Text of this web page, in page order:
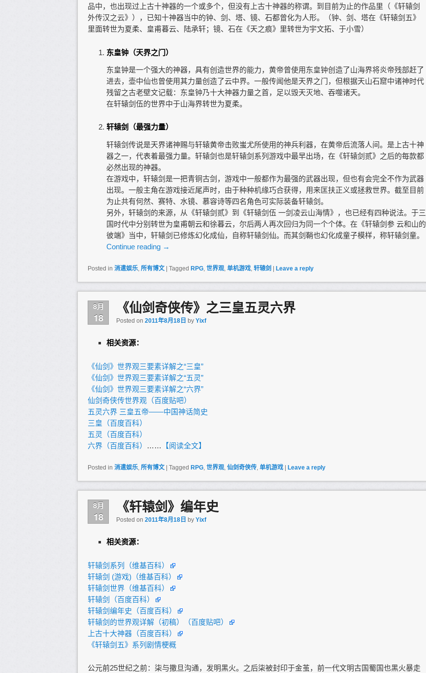
品中，也出现过上古十神器的一个或多个，但没有上古十神器的称谓。到目前为止的作品里（《轩辕剑
外传汉之云》），已知十神器当中的钟、剑、塔、镜、石都曾化为人形。（钟、剑、塔在《轩辕剑五》
里面转世为夏柔、皇甫暮云、陆承轩；镜、石在《天之痕》里转世为宇文拓、于小雪）
东皇钟（天界之门）
东皇钟是一个强大的神器，具有创造世界的能力，黄帝曾使用东皇钟创造了山海界将炎帝残部赶了
进去，壶中仙也曾使用其力量创造了云中界。一般传闻他是天界之门，但根据天山石窟中诸神时代
残留之古老壁文记载：东皇钟乃十大神器力量之首，足以毁天灭地、吞噬诸天。
在轩辕剑伍的世界中于山海界转世为夏柔。
轩辕剑（最强力量）
轩辕剑传说是天界诸神赐与轩辕黄帝击败蚩尤所使用的神兵利器，在黄帝后流落人间。是上古十神
器之一，代表着最强力量。轩辕剑也是轩辕剑系列游戏中最早出场，在《轩辕剑贰》之后的每款都
必然出现的神器。
在游戏中，轩辕剑是一把青铜古剑，游戏中一般都作为最强的武器出现，但也有会完全不作为武器
出现。一般主角在游戏接近尾声时，由于种种机缘巧合获得，用来匡扶正义或拯救世界。截至目前
为止共有何然、赛特、水镜、慕容诗等四名角色可实际装备轩辕剑。
另外，轩辕剑的来源，从《轩辕剑贰》到《轩辕剑伍 一剑凌云山海情》，也已经有四种说法。于三
国时代中分别转世为皇甫朝云和徐暮云，尔后两人再次回归为同一个个体。在《轩辕剑参 云和山的
彼端》当中，轩辕剑已修炼幻化成仙，自称轩辕剑仙。而其剑鞘也幻化成童子模样，称轩辕剑童。
Continue reading →
Posted in 消遣娱乐, 所有博文 Tagged RPG, 世界观, 单机游戏, 轩辕剑 Leave a reply
8月
18
《仙剑奇侠传》之三皇五灵六界
Posted on 2011年8月18日 by Yixf
相关资源：
《仙剑》世界观三要素详解之“三皇”
《仙剑》世界观三要素详解之“五灵”
《仙剑》世界观三要素详解之“六界”
仙剑奇侠传世界观（百度贴吧）
五灵六界 三皇五帝——中国神话简史
三皇（百度百科）
五灵（百度百科）
六界（百度百科）
…… 【阅读全文】
Posted in 消遣娱乐, 所有博文 Tagged RPG, 世界观, 仙剑奇侠传, 单机游戏 Leave a reply
8月
18
《轩辕剑》编年史
Posted on 2011年8月18日 by Yixf
相关资源：
轩辕剑系列（维基百科）
轩辕剑 (游戏)（维基百科）
轩辕剑世界（维基百科）
轩辕剑（百度百科）
轩辕剑编年史（百度百科）
轩辕剑的世界观详解（初稿）（百度贴吧）
上古十大神器（百度百科）
《轩辕剑五》系列剧情梗概
公元前25世纪之前：柒与撒旦沟通，发明黑火。之后柒被封印于金茧，前一代文明古国蜀国也黑火暴走